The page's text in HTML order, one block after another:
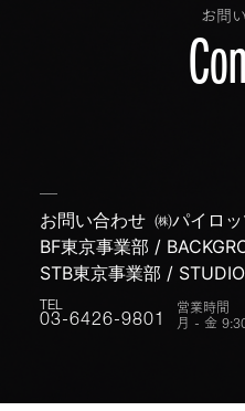
お問
お問い合わせ ㈱パイロ
BF東京事業部 /
STB東京事業部 /
TEL
03-6426-9801
営業時間
月 - 金